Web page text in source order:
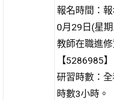
報名時間：
0月29日(星
教師在職進
【5286985】
研習時數：
時數3小時。